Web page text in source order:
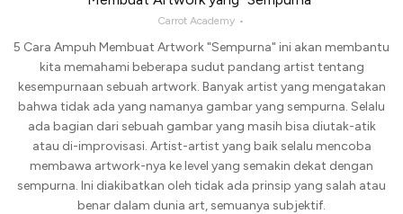
Carrot Academy
5 Cara Ampuh Membuat Artwork "Sempurna" ini akan membantu
kita memahami beberapa sudut pandang artist tentang
kesempurnaan sebuah artwork. Banyak artist yang mengatakan
bahwa tidak ada yang namanya gambar yang sempurna. Selalu
ada bagian dari sebuah gambar yang masih bisa diutak-atik
atau di-improvisasi. Artist-artist yang baik selalu mencoba
membawa artwork-nya ke level yang semakin dekat dengan
sempurna. Ini diakibatkan oleh tidak ada prinsip yang salah atau
benar dalam dunia art, semuanya subjektif.